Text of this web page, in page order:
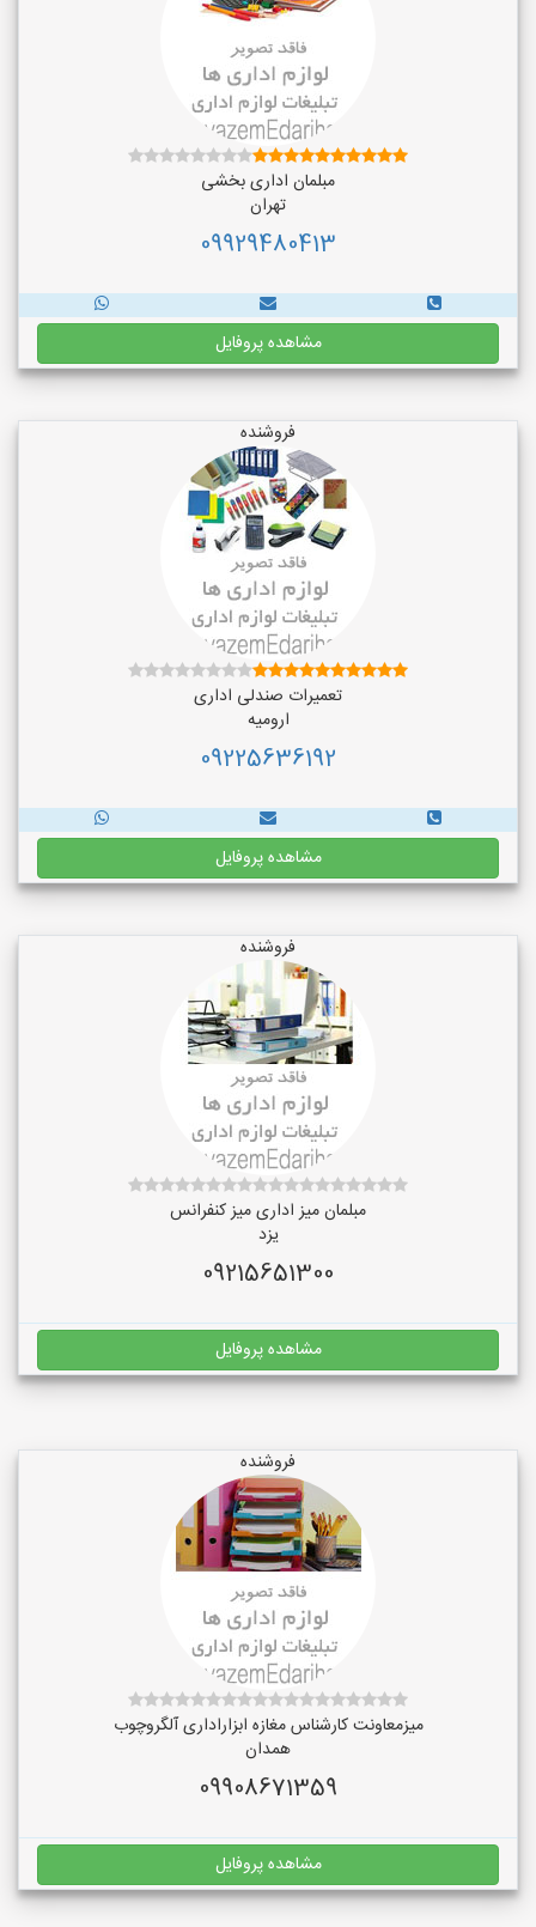
مبلمان اداری بخشی
تهران
09929480413
مشاهده پروفایل
فروشنده
تعمیرات صندلی اداری
ارومیه
09225636192
مشاهده پروفایل
فروشنده
مبلمان میز اداری میز کنفرانس
یزد
09215651300
مشاهده پروفایل
فروشنده
میزمعاونت کارشناس مغازه ابزاراداری آلگروچوب
همدان
09908671359
مشاهده پروفایل